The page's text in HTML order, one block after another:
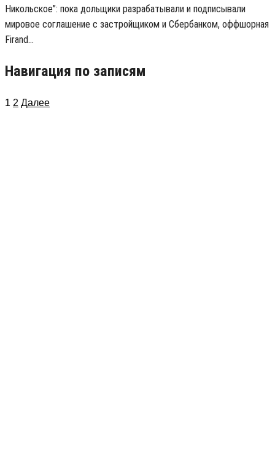
Никольское”: пока дольщики разрабатывали и подписывали
мировое соглашение с застройщиком и Сбербанком, оффшорная
Firand…
Навигация по записям
1 2 Далее